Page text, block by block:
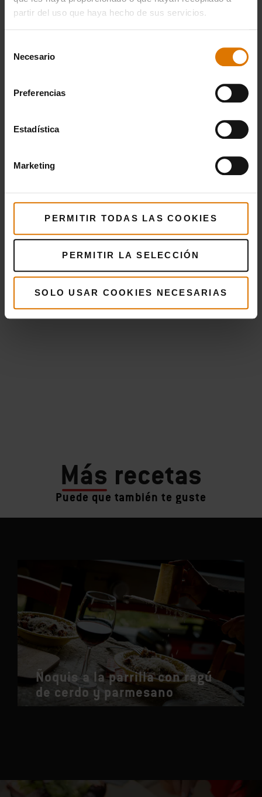
partir del uso que haya hecho de sus servicios.
Necesario
Preferencias
Estadística
Marketing
PERMITIR TODAS LAS COOKIES
PERMITIR LA SELECCIÓN
SOLO USAR COOKIES NECESARIAS
Preparación
Más recetas
Puede que también te guste
Ñoquis a la parrilla con ragú
de cerdo y parmesano